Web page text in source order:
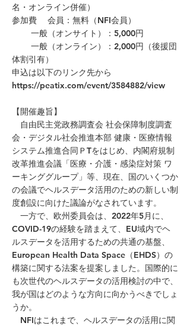
名・オンライン併催）
参加費 会員：無料（NFI会員）
一般（オンサイト）：5,000円
一般（オンライン）：2,000円（後援団
体割引有）
申込は以下のリンク先から
https://peatix.com/event/3584882/view
【開催趣旨】
自由民主党政務調査会 社会保障制度調査
会・デジタル社会推進本部 健康・医療情報
システム推進合同ＰTをはじめ、内閣府規制
改革推進会議「医療・介護・感染症対策 ワ
ーキンググループ」等、現在、国のいくつか
の会議でヘルスデータ活用のための新しい制
度創設に向けた議論がなされています。
一方で、欧州委員会は、2022年5月に、
COVID-19の経験を踏まえて、EU域内でヘ
ルスデータを活用するための共通の基盤、
European Health Data Space（EHDS）の
構築に関する法案を提案しました。国際的に
も次世代のヘルスデータの活用検討の中で、
我が国はどのような方向に向かうべきでしょ
うか。
NFIはこれまで、ヘルスデータの活用に関